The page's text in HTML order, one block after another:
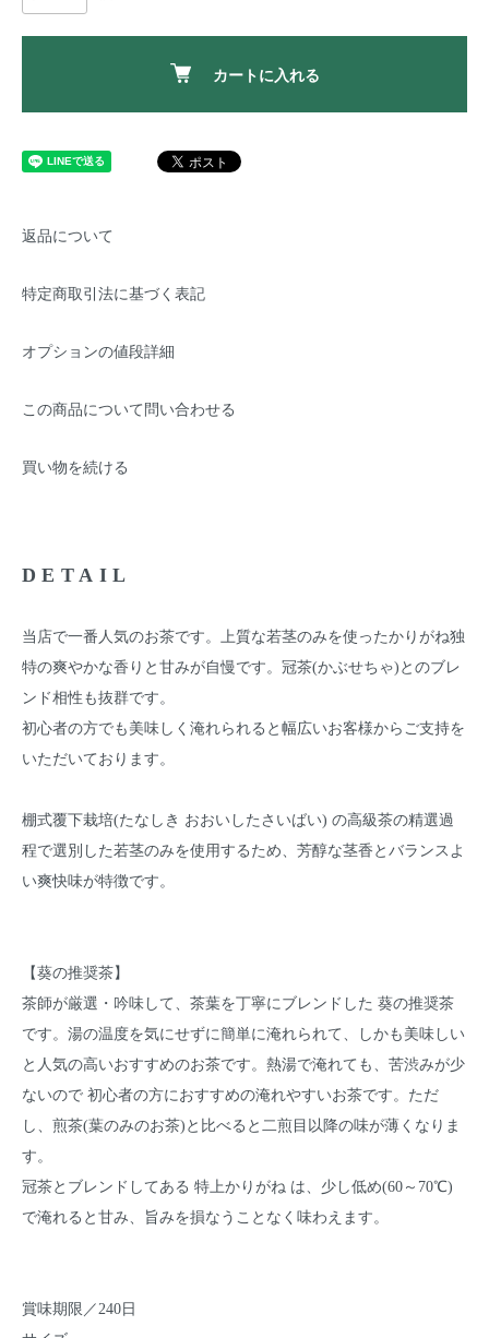
カートに入れる
返品について
特定商取引法に基づく表記
オプションの値段詳細
この商品について問い合わせる
買い物を続ける
DETAIL
当店で一番人気のお茶です。上質な若茎のみを使ったかりがね独
特の爽やかな香りと甘みが自慢です。冠茶(かぶせちゃ)とのブレ
ンド相性も抜群です。
初心者の方でも美味しく淹れられると幅広いお客様からご支持を
いただいております。
棚式覆下栽培(たなしき おおいしたさいばい) の高級茶の精選過
程で選別した若茎のみを使用するため、芳醇な茎香とバランスよ
い爽快味が特徴です。
【葵の推奨茶】
茶師が厳選・吟味して、茶葉を丁寧にブレンドした 葵の推奨茶
です。湯の温度を気にせずに簡単に淹れられて、しかも美味しい
と人気の高いおすすめのお茶です。熱湯で淹れても、苦渋みが少
ないので 初心者の方におすすめの淹れやすいお茶です。ただ
し、煎茶(葉のみのお茶)と比べると二煎目以降の味が薄くなりま
す。
冠茶とブレンドしてある 特上かりがね は、少し低め(60～70℃)
で淹れると甘み、旨みを損なうことなく味わえます。
賞味期限／240日